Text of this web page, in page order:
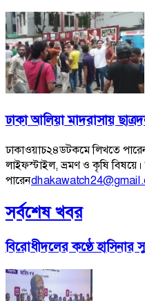
ঢাকা আলিয়া মাদরাসায়
ঢাকাওয়াচ২৪ডটকমে লিখতে
লাইফস্টাইল, ভ্রমণ ও কৃষি
পারেন
সর্বশেষ খবর
বিরোধীদলের কণ্ঠে হাসিনার